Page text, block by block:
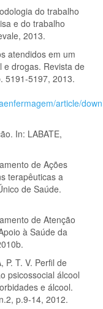
do trabalho
e do trabalho
2013.
atendidos em um
e drogas. Revista de
5191-5197, 2013.
article/
In: LABATE,
de Ações
terapêuticas a
de Saúde.
de Atenção
à Saúde da
P. T. V. Perfil de
psicossocial álcool
e álcool.
p.9-14, 2012.